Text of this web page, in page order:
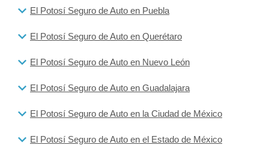
El Potosí Seguro de Auto en Puebla
El Potosí Seguro de Auto en Querétaro
El Potosí Seguro de Auto en Nuevo León
El Potosí Seguro de Auto en Guadalajara
El Potosí Seguro de Auto en la Ciudad de México
El Potosí Seguro de Auto en el Estado de México